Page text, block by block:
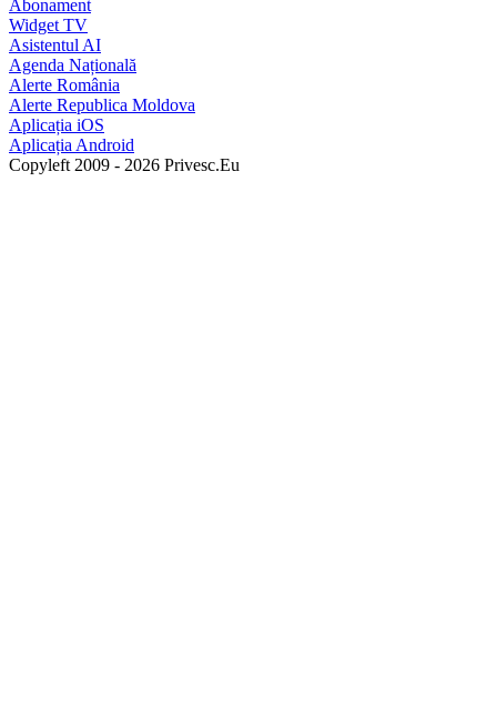
Abonament
Widget TV
Asistentul AI
Agenda Națională
Alerte România
Alerte Republica Moldova
Aplicația iOS
Aplicația Android
Copyleft 2009 - 2026 Privesc.Eu